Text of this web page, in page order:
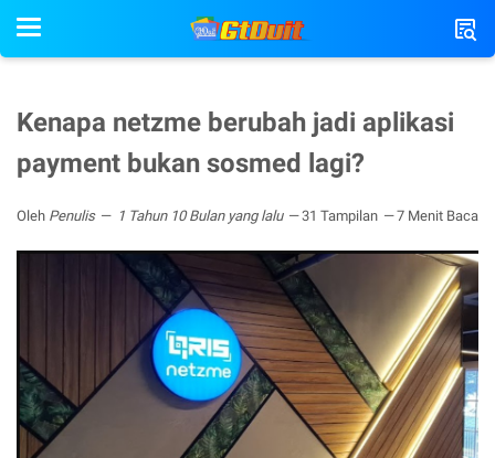
Kenapa netzme berubah jadi aplikasi
payment bukan sosmed lagi?
Oleh Penulis 1 Tahun 10 Bulan yang lalu 31 Tampilan 7 Menit Baca